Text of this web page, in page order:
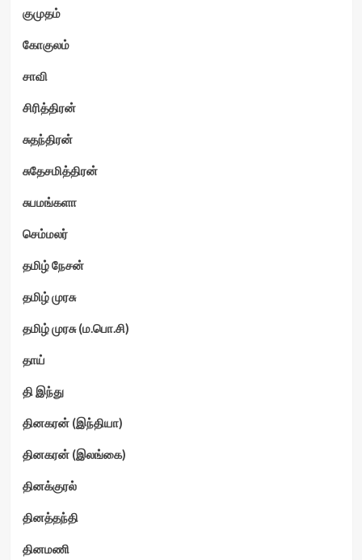
குமுதம்
கோகுலம்
சாவி
சிரித்திரன்
சுதந்திரன்
சுதேசமித்திரன்
சுபமங்களா
செம்மலர்
தமிழ் நேசன்
தமிழ் முரசு
தமிழ் முரசு (ம.பொ.சி)
தாய்
தி இந்து
தினகரன் (இந்தியா)
தினகரன் (இலங்கை)
தினக்குரல்
தினத்தந்தி
தினமணி